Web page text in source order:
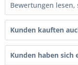
Bewertungen
Kunden kauften
Kunden haben sich